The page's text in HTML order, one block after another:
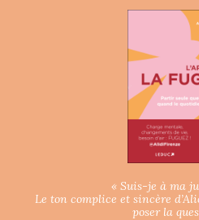
« Suis-je à ma
Le ton complice et sincère
poser la